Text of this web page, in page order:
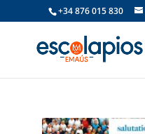
+34 876 015 830